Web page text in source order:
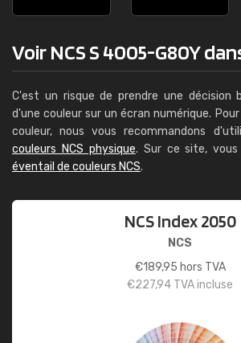
Voir NCS S 4005-G80Y
C'est un risque de prendre une décision
d'une couleur sur un écran numérique.
couleur, nous vous recommandons
couleurs NCS physique. Sur ce site,
éventail de couleurs NCS.
NCS Index 2050
NCS
€189,95 hors TVA
€227,94 TVA incluse